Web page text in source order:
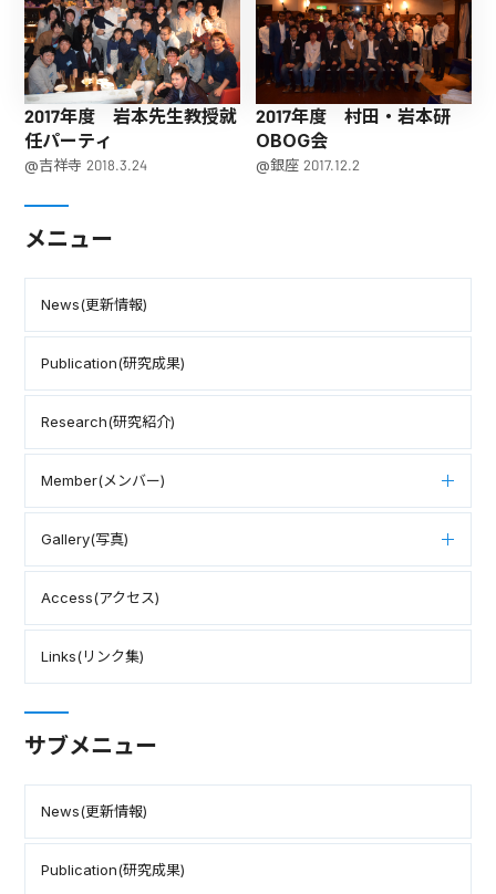
2017年度 岩本先生教授就
任パーティ
@吉祥寺 2018.3.24
2017年度 村田・岩本研
OBOG会
@銀座 2017.12.2
メニュー
News(更新情報)
Publication(研究成果)
Research(研究紹介)
Member(メンバー)
Gallery(写真)
Access(アクセス)
Links(リンク集)
サブメニュー
News(更新情報)
Publication(研究成果)